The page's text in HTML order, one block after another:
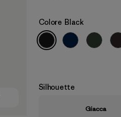
Colore Black
Silhouette
Giacca